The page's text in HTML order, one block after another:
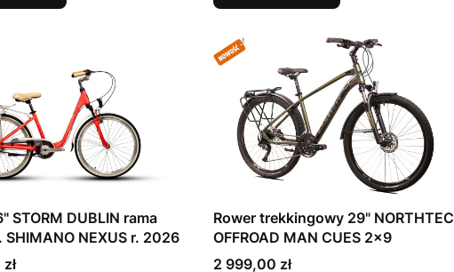
SHIMANO NEXUS r. 2026
Rower trekkingowy 29" NORTHTEC
OFFROAD MAN CUES 2x9
Cena
2 999,00 zł